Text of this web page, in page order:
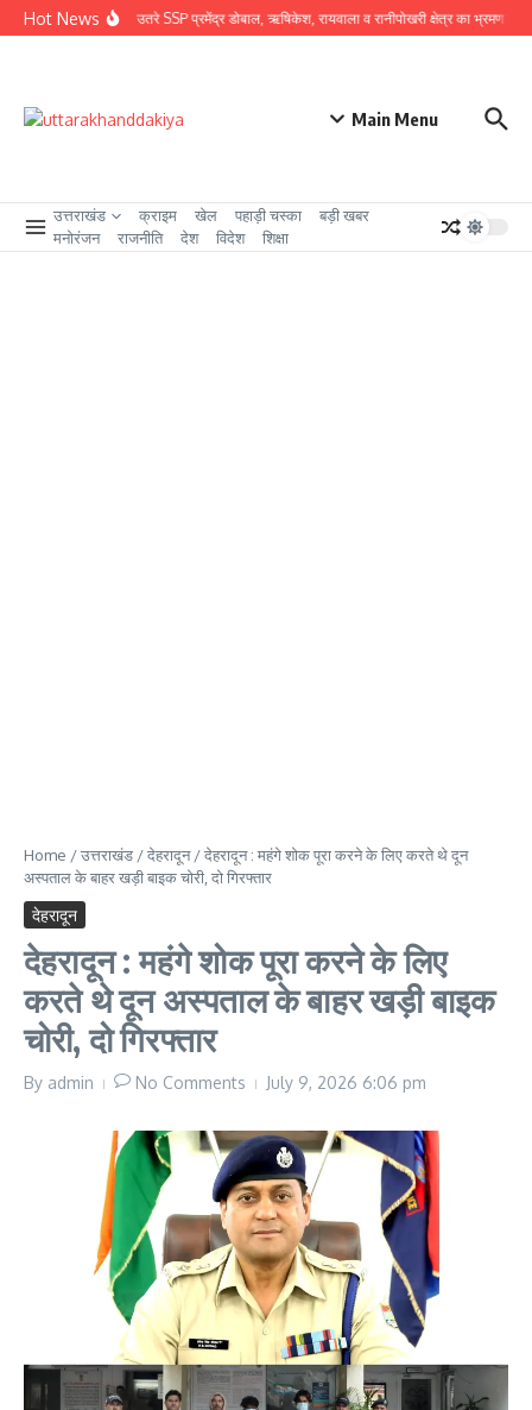
Skip to content
Hot News
ग्राउंड जीरो पर उतरे SSP प्रमेंद्र डोबाल, ऋषिकेश, रायवाला व रानीपोखरी क्षेत्र का भ्रमण कर
Main Menu
उत्तराखंड क्राइम खेल पहाड़ी चस्का
बड़ी खबर
मनोरंजन
राजनीति देश विदेश शिक्षा
Home /उत्तराखंड /देहरादून/देहरादून : महंगे शोक पूरा करने के लिए करते थे दून
अस्पताल के बाहर खड़ी बाइक चोरी, दो गिरफ्तार
देहरादून
देहरादून : महंगे शोक पूरा करने के लिए
करते थे दून अस्पताल के बाहर खड़ी बाइक
चोरी, दो गिरफ्तार
By admin No Comments July 9, 2026 6:06 pm